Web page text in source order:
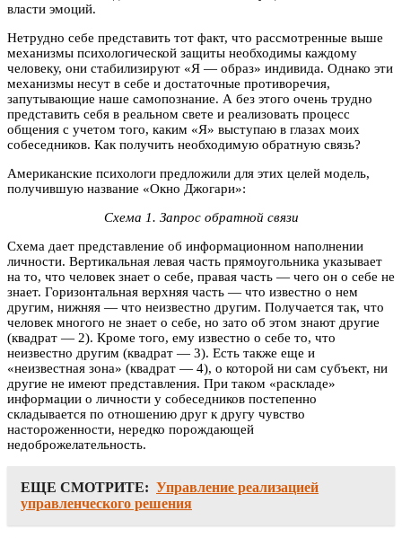
власти эмоций.
Нетрудно себе представить тот факт, что рассмотренные выше
механизмы психологической защиты необходимы каждому
человеку, они стабилизируют «Я — образ» индивида. Однако эти
механизмы несут в себе и достаточные противоречия,
запутывающие наше самопознание. А без этого очень трудно
представить себя в реальном свете и реализовать процесс
общения с учетом того, каким «Я» выступаю в глазах моих
собеседников. Как получить необходимую обратную связь?
Американские психологи предложили для этих целей модель,
получившую название «Окно Джогари»:
Схема 1. Запрос обратной связи
Схема дает представление об информационном наполнении
личности. Вертикальная левая часть прямоугольника указывает
на то, что человек знает о себе, правая часть — чего он о себе не
знает. Горизонтальная верхняя часть — что известно о нем
другим, нижняя — что неизвестно другим. Получается так, что
человек многого не знает о себе, но зато об этом знают другие
(квадрат — 2). Кроме того, ему известно о себе то, что
неизвестно другим (квадрат — 3). Есть также еще и
«неизвестная зона» (квадрат — 4), о которой ни сам субъект, ни
другие не имеют представления. При таком «раскладе»
информации о личности у собеседников постепенно
складывается по отношению друг к другу чувство
настороженности, нередко порождающей
недоброжелательность.
ЕЩЕ СМОТРИТЕ: Управление реализацией
управленческого решения